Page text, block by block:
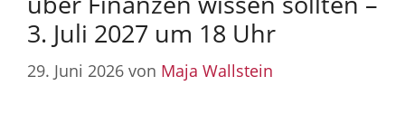
3. Juli 2027 um 18 Uhr
29. Juni 2026 von Maja Wallstein